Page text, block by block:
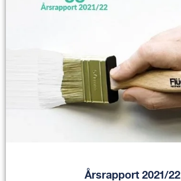
Årsrapport 2021/22